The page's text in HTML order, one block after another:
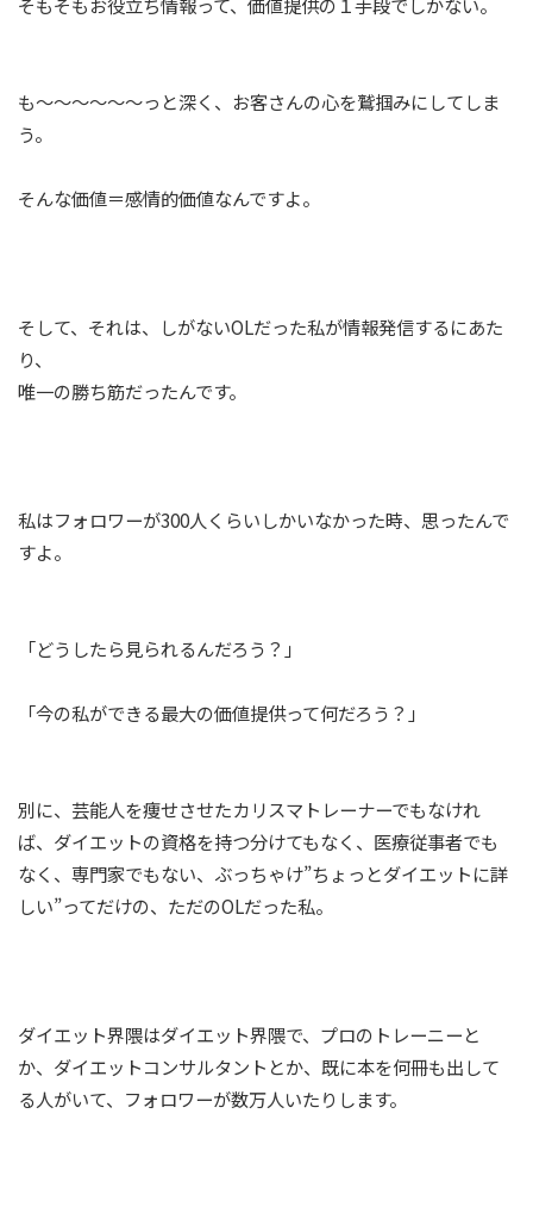
も〜〜〜〜〜〜っと深く、お客さんの心を鷲掴みにしてしま
う。
そんな価値＝感情的価値なんですよ。
そして、それは、しがないOLだった私が情報発信するにあた
り、
唯一の勝ち筋だったんです。
私はフォロワーが300人くらいしかいなかった時、思ったんで
すよ。
「どうしたら見られるんだろう？」
「今の私ができる最大の価値提供って何だろう？」
別に、芸能人を痩せさせたカリスマトレーナーでもなけれ
ば、ダイエットの資格を持つ分けてもなく、医療従事者でも
なく、専門家でもない、ぶっちゃけ”ちょっとダイエットに詳
しい”ってだけの、ただのOLだった私。
ダイエット界隈はダイエット界隈で、プロのトレーニーと
か、ダイエットコンサルタントとか、既に本を何冊も出して
る人がいて、フォロワーが数万人いたりします。